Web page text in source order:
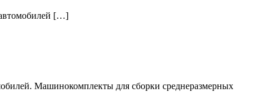
автомобилей […]
Машинокомплекты для сборки среднеразмерных